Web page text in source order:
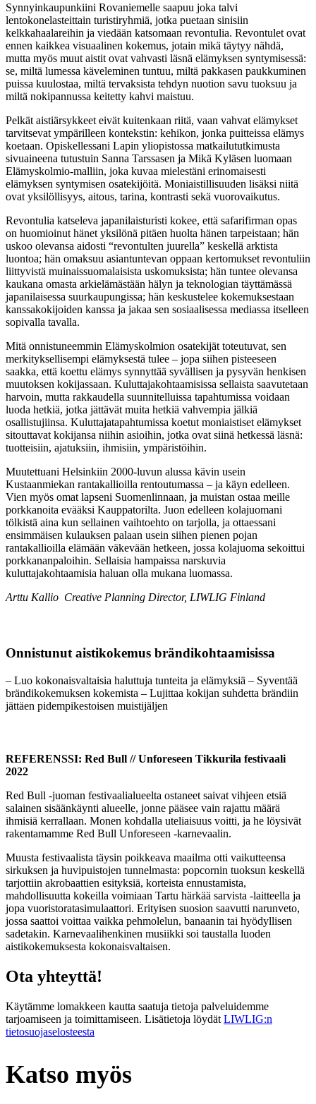
Synnyinkaupunkiini Rovaniemelle saapuu joka talvi
lentokonelasteittain turistiryhmiä, jotka puetaan sinisiin
kelkkahaalareihin ja viedään katsomaan revontulia. Revontulet ovat
ennen kaikkea visuaalinen kokemus, jotain mikä täytyy nähdä,
mutta myös muut aistit ovat vahvasti läsnä elämyksen syntymisessä:
se, miltä lumessa käveleminen tuntuu, miltä pakkasen paukkuminen
puissa kuulostaa, miltä tervaksista tehdyn nuotion savu tuoksuu ja
miltä nokipannussa keitetty kahvi maistuu.
Pelkät aistiärsykkeet eivät kuitenkaan riitä, vaan vahvat elämykset
tarvitsevat ympärilleen kontekstin: kehikon, jonka puitteissa elämys
koetaan. Opiskellessani Lapin yliopistossa matkailututkimusta
sivuaineena tutustuin Sanna Tarssasen ja Mikä Kyläsen luomaan
Elämyskolmio-malliin, joka kuvaa mielestäni erinomaisesti
elämyksen syntymisen osatekijöitä. Moniaistillisuuden lisäksi niitä
ovat yksilöllisyys, aitous, tarina, kontrasti sekä vuorovaikutus.
Revontulia katseleva japanilaisturisti kokee, että safarifirman opas
on huomioinut hänet yksilönä pitäen huolta hänen tarpeistaan; hän
uskoo olevansa aidosti “revontulten juurella” keskellä arktista
luontoa; hän omaksuu asiantuntevan oppaan kertomukset revontuliin
liittyvistä muinaissuomalaisista uskomuksista; hän tuntee olevansa
kaukana omasta arkielämästään hälyn ja teknologian täyttämässä
japanilaisessa suurkaupungissa; hän keskustelee kokemuksestaan
kanssakokijoiden kanssa ja jakaa sen sosiaalisessa mediassa itselleen
sopivalla tavalla.
Mitä onnistuneemmin Elämyskolmion osatekijät toteutuvat, sen
merkityksellisempi elämyksestä tulee – jopa siihen pisteeseen
saakka, että koettu elämys synnyttää syvällisen ja pysyvän henkisen
muutoksen kokijassaan. Kuluttajakohtaamisissa sellaista saavutetaan
harvoin, mutta rakkaudella suunnitelluissa tapahtumissa voidaan
luoda hetkiä, jotka jättävät muita hetkiä vahvempia jälkiä
osallistujiinsa. Kuluttajatapahtumissa koetut moniaistiset elämykset
sitouttavat kokijansa niihin asioihin, jotka ovat siinä hetkessä läsnä:
tuotteisiin, ajatuksiin, ihmisiin, ympäristöihin.
Muutettuani Helsinkiin 2000-luvun alussa kävin usein
Kustaanmiekan rantakallioilla rentoutumassa – ja käyn edelleen.
Vien myös omat lapseni Suomenlinnaan, ja muistan ostaa meille
porkkanoita evääksi Kauppatorilta. Juon edelleen kolajuomani
tölkistä aina kun sellainen vaihtoehto on tarjolla, ja ottaessani
ensimmäisen kulauksen palaan usein siihen pienen pojan
rantakallioilla elämään väkevään hetkeen, jossa kolajuoma sekoittui
porkkananpaloihin. Sellaisia hampaissa narskuvia
kuluttajakohtaamisia haluan olla mukana luomassa.
Arttu Kallio Creative Planning Director, LIWLIG Finland
Onnistunut aistikokemus brändikohtaamisissa
– Luo kokonaisvaltaisia haluttuja tunteita ja elämyksiä – Syventää
brändikokemuksen kokemista – Lujittaa kokijan suhdetta brändiin
jättäen pidempikestoisen muistijäljen
REFERENSSI: Red Bull // Unforeseen Tikkurila festivaali
2022
Red Bull -juoman festivaalialueelta ostaneet saivat vihjeen etsiä
salainen sisäänkäynti alueelle, jonne pääsee vain rajattu määrä
ihmisiä kerrallaan. Monen kohdalla uteliaisuus voitti, ja he löysivät
rakentamamme Red Bull Unforeseen -karnevaalin.
Muusta festivaalista täysin poikkeava maailma otti vaikutteensa
sirkuksen ja huvipuistojen tunnelmasta: popcornin tuoksun keskellä
tarjottiin akrobaattien esityksiä, korteista ennustamista,
mahdollisuutta kokeilla voimiaan Tartu härkää sarvista -laitteella ja
jopa vuoristoratasimulaattori. Erityisen suosion saavutti narunveto,
jossa saattoi voittaa vaikka pehmolelun, banaanin tai hyödyllisen
sadetakin. Karnevaalihenkinen musiikki soi taustalla luoden
aistikokemuksesta kokonaisvaltaisen.
Ota yhteyttä!
Käytämme lomakkeen kautta saatuja tietoja palveluidemme
tarjoamiseen ja toimittamiseen. Lisätietoja löydät LIWLIG:n
tietosuojaselosteesta
Katso myös